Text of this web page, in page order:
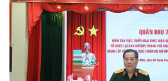
Chấp hành Trung ương Đảng, Bí thư
Quân sự tỉnh đồng chủ trì hội nghị.